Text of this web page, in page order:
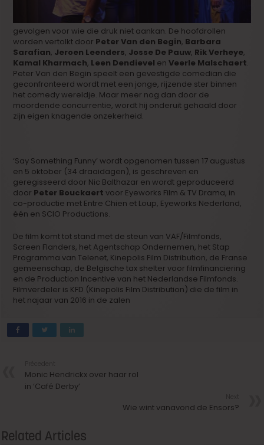
gevolgen voor wie die druk niet aankan. De hoofdrollen
worden vertolkt door Peter Van den Begin, Barbara
Sarafian, Jeroen Leenders, Josse De Pauw, Rik Verheye,
Kamal Kharmach, Leen Dendievel enVeerle Malschaert.
Peter Van den Begin speelt een gevestigde comedian die
geconfronteerd wordt met een jonge, rijzende ster binnen
het comedy wereldje. Maar meer nog dan door de
moordende concurrentie, wordt hij onderuit gehaald door
zijn eigen knagende onzekerheid.
‘Say Something Funny’ wordt opgenomen tussen 17 augustus
en 5 oktober (34 draaidagen), is geschreven en
geregisseerd door Nic Balthazar en wordt geproduceerd
door Peter Bouckaert voor Eyeworks Film & TV Drama, in
co-productie met Entre Chien et Loup, Eyeworks Nederland,
één en SCIO Productions.
De film komt tot stand met de steun van VAF/Filmfonds,
Screen Flanders, het Agentschap Ondernemen, het Stap
Programma van Telenet, Kinepolis Film Distribution, de Franse
gemeenschap, de Belgische tax shelter voor filmfinanciering
en de Production Incentive van het Nederlandse Filmfonds.
Filmverdeler is KFD (Kinepolis Film Distribution) die de film in
het najaar van 2016 in de zalen
Monic Hendrickx over haar rol
in ‘Café Derby’
Wie wint vanavond de Ensors?
Related Articles